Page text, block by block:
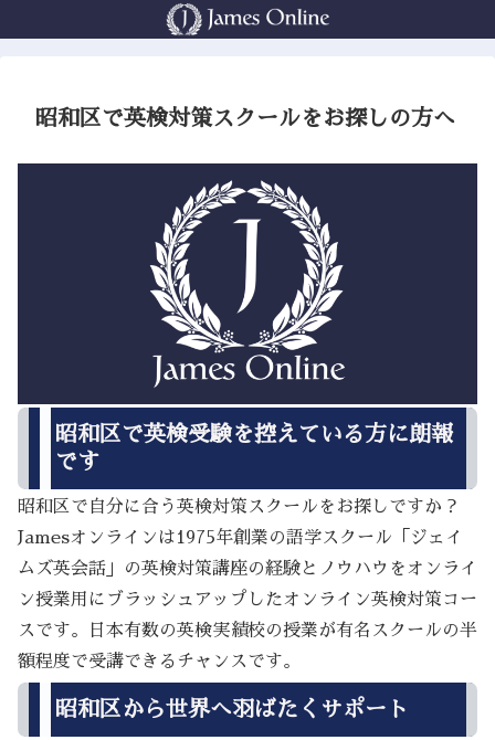
昭和区で英検対策スクールをお探しの方へ
昭和区で英検受験を控えている方に朗報
です
昭和区で自分に合う英検対策スクールをお探しですか？
Jamesオンラインは1975年創業の語学スクール「ジェイ
ムズ英会話」の英検対策講座の経験とノウハウをオンライ
ン授業用にブラッシュアップしたオンライン英検対策コー
スです。日本有数の英検実績校の授業が有名スクールの半
額程度で受講できるチャンスです。
昭和区から世界へ羽ばたくサポート